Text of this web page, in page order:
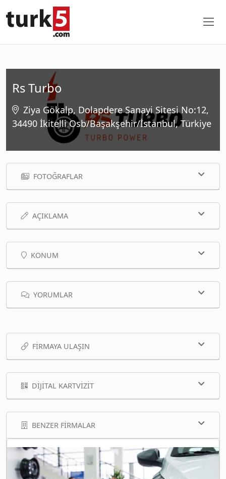
Rs Turbo
Ziya Gökalp, Dolapdere Sanayi Sitesi No:12,
34490 İkitelli Osb/Başakşehir/İstanbul, Türkiye
FOTOĞRAFLAR
AÇIKLAMA
KONUM
YORUMLAR
FIRMAYA ULAŞIN
DIJITAL KARTVIZIT
BENZER FIRMALAR